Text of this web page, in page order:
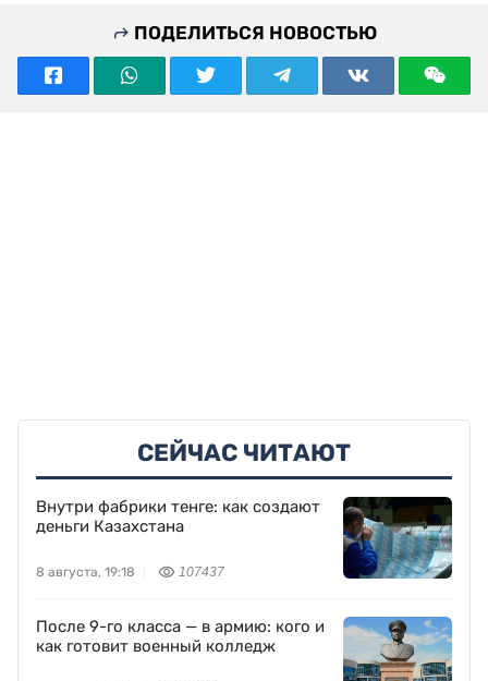
ПОДЕЛИТЬСЯ НОВОСТЬЮ
СЕЙЧАС ЧИТАЮТ
Внутри фабрики тенге: как создают
деньги Казахстана
8 августа, 19:18 107437
После 9-го класса — в армию: кого и
как готовит военный колледж